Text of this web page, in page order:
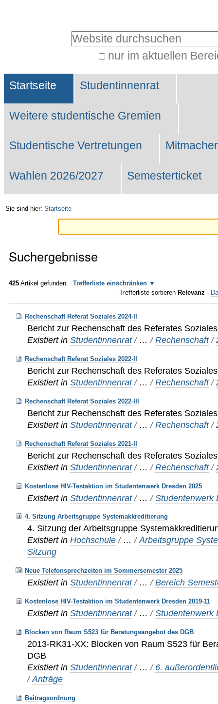
Website durchsuchen
nur im aktuellen
Suche…
Sektionen
Startseite Studentinnenrat
Weitere studentische Gremien
Studentische Vertretungen
Wahlen 2026/2027 Semesterticket
Sie sind hier: Startseite
Suchergebnisse
425 Artikel gefunden.
Trefferliste einschränken
Trefferliste sortieren Relevanz ·
Rechenschaft Referat Soziales 2024-II
Bericht zur Rechenschaft des Referates
Existiert in Studentinnenrat / …/Rechenschaft /
Rechenschaft Referat Soziales 2022-II
Bericht zur Rechenschaft des Referates
Existiert in Studentinnenrat / …/Rechenschaft /
Rechenschaft Referat Soziales 2022-III
Bericht zur Rechenschaft des Referates
Existiert in Studentinnenrat / …/Rechenschaft /
Rechenschaft Referat Soziales 2021-II
Bericht zur Rechenschaft des Referates
Existiert in Studentinnenrat / …/Rechenschaft /
Kostenlose HIV-Testaktion im Studentenwerk Dresden 2025
Existiert in Studentinnenrat / …/Studentenwerk
4. Sitzung Arbeitsgruppe Systemakkreditierung
4. Sitzung der Arbeitsgruppe
Existiert in Hochschule / …/Arbeitsgruppe
Sitzung
Neue Telefonsprechzeiten im Sommersemester 2025
Existiert in Studentinnenrat / …/Bereich
Kostenlose HIV-Testaktion im Studentenwerk Dresden 2019-11
Existiert in Studentinnenrat / …/Studentenwerk
Blocken von Raum S523 für Beratungsangebot des DGB
2013-RK31-XX: Blocken von Raum S523 für
DGB
Existiert in Studentinnenrat / …/ 6.
/Anträge
Beitragsordnung